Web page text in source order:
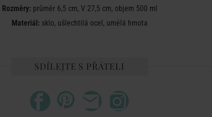
Rozměry:průměr 6,5 cm, V 27,5 cm, objem 500 ml
Materiál:sklo, ušlechtilá ocel, umělá hmota
SDÍLEJTE S PŘÁTELI